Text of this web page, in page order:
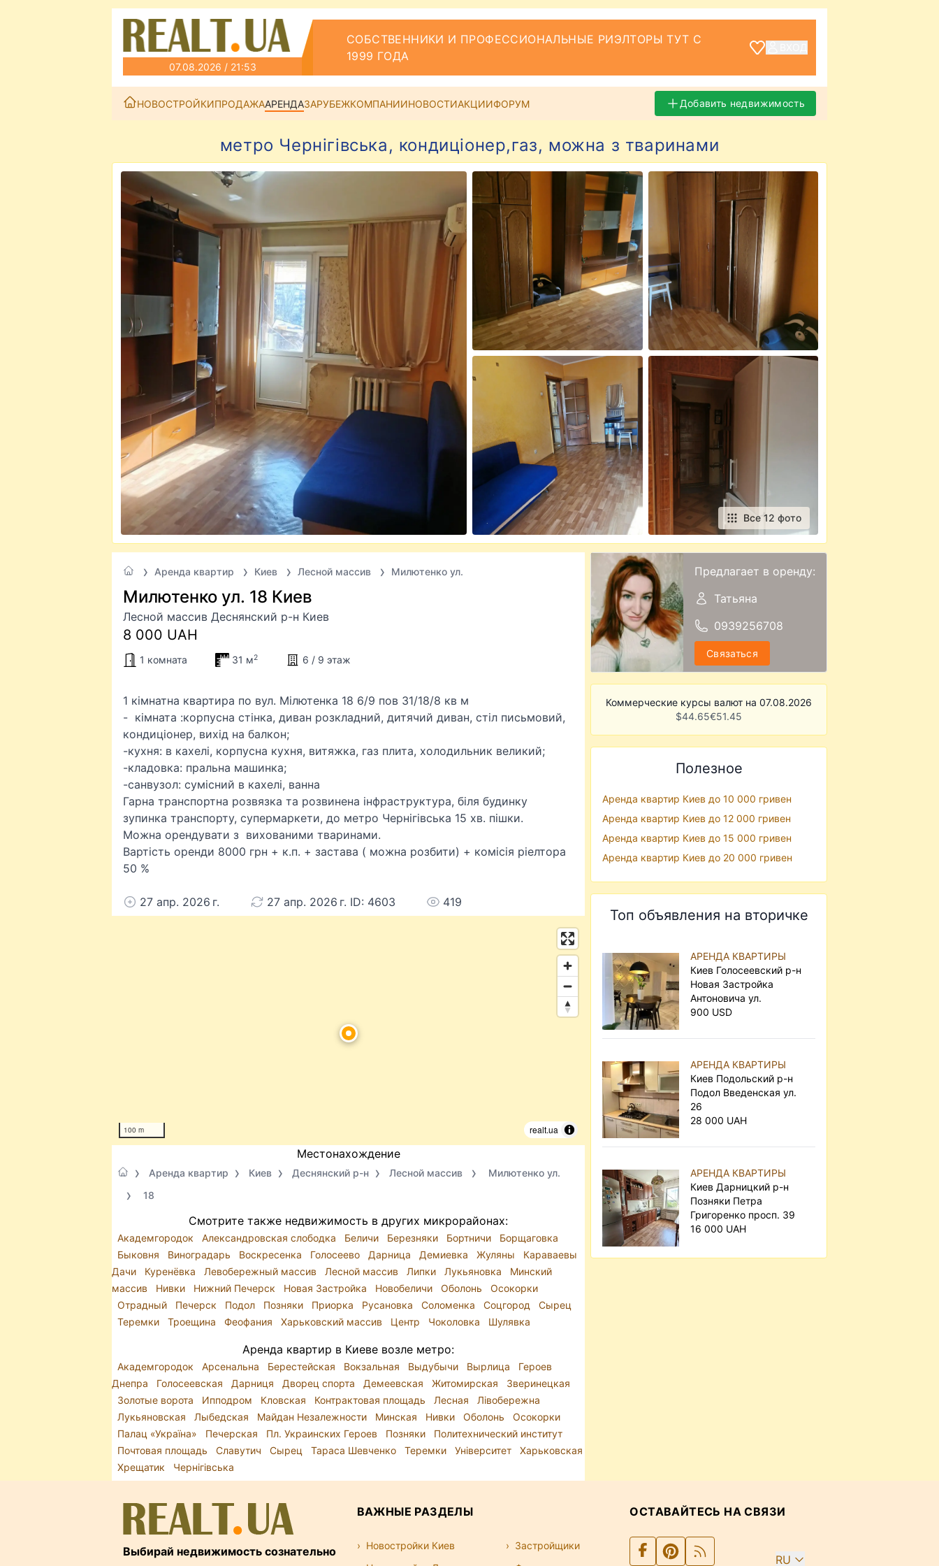
07.08.2026 / 21:53
СОБСТВЕННИКИ И ПРОФЕССИОНАЛЬНЫЕ РИЭЛТОРЫ ТУТ С
1999 ГОДА
НОВОСТРОЙКИПРОДАЖААРЕНДАЗАРУБЕЖКОМПАНИИНОВОСТИАКЦИИФОРУМ Добавить недвижимость
метро Чернігівська, кондиціонер,газ, можна з тваринами
Все 12 фото
Аренда квартир Киев Лесной массив Милютенко ул.
Милютенко ул. 18 Киев
Лесной массив Деснянский р-н Киев
8 000 UAH
1 комната 31 м2 6 / 9 этаж
1 кімнатна квартира по вул. Мілютенка 18 6/9 пов 31/18/8 кв м
- кімната :корпусна стінка, диван розкладний, дитячий диван, стіл письмовий,
кондиціонер, вихід на балкон;
-кухня: в кахелі, корпусна кухня, витяжка, газ плита, холодильник великий;
-кладовка: пральна машинка;
-санвузол: сумісний в кахелі, ванна
Гарна транспортна розвязка та розвинена інфраструктура, біля будинку
зупинка транспорту, супермаркети, до метро Чернігівська 15 хв. пішки.
Можна орендувати з вихованими тваринами.
Вартість оренди 8000 грн + к.п. + застава ( можна розбити) + комісія ріелтора
50 %
27 апр. 2026 г. 27 апр. 2026 г. ID: 4603 419
100 m realt.ua
Местонахождение
Аренда квартир Киев Деснянский р-н Лесной массив
Милютенко ул.
18
Смотрите также недвижимость в других микрорайонах:
Академгородок Александровская слободка Беличи Березняки Бортничи
Борщаговка
Быковня
Виноградарь Воскресенка Голосеево Дарница Демиевка Жуляны
Караваевы
Дачи
Куренёвка Левобережный массив Лесной массив Липки Лукьяновка
Минский
массив
Нивки Нижний Печерск Новая Застройка Новобеличи Оболонь
Осокорки
Отрадный
Печерск Подол Позняки Приорка Русановка Соломенка Соцгород
Сырец
Теремки
Троещина Феофания Харьковский массив Центр Чоколовка Шулявка
Аренда квартир в Киеве возле метро:
Академгородок Арсенальна Берестейская Вокзальная Выдубычи Вырлица
Героев
Днепра
Голосеевская Дарниця Дворец спорта Демеевская Житомирская
Зверинецкая
Золотые ворота
Ипподром Кловская Контрактовая площадь Лесная
Лівобережна
Лукьяновская
Лыбедская Майдан Незалежности Минская Нивки Оболонь
Осокорки
Палац «Україна»
Печерская Пл. Украинских Героев Позняки
Политехнический институт
Почтовая площадь
Славутич Сырец Тараса Шевченко Теремки Університет
Харьковская
Хрещатик
Чернігівська
Предлагает в оренду:
Татьяна
0939256708
Связаться
Коммерческие курсы валют на 07.08.2026
$44.65€51.45
Полезное
Аренда квартир Киев до 10 000 гривен
Аренда квартир Киев до 12 000 гривен
Аренда квартир Киев до 15 000 гривен
Аренда квартир Киев до 20 000 гривен
Топ объявления на вторичке
АРЕНДА КВАРТИРЫ
Киев Голосеевский р-н
Новая Застройка
Антоновича ул.
900 USD
АРЕНДА КВАРТИРЫ
Киев Подольский р-н
Подол Введенская ул.
26
28 000 UAH
АРЕНДА КВАРТИРЫ
Киев Дарницкий р-н
Позняки Петра
Григоренко просп. 39
16 000 UAH
Выбирай недвижимость сознательно
ВАЖНЫЕ РАЗДЕЛЫ
Новостройки Киев
Застройщики
ОСТАВАЙТЕСЬ НА СВЯЗИ
RU